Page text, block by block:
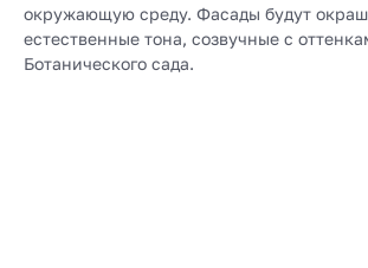
окружающую среду. Фасады будут
естественные тона, созвучные с
Ботанического сада.